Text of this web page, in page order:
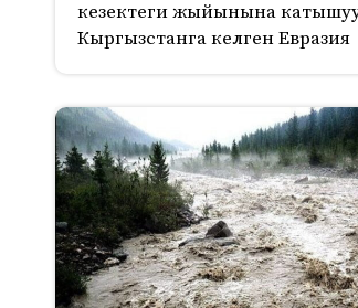
кезектеги жыйынына
Кыргызстанга келген Евразия